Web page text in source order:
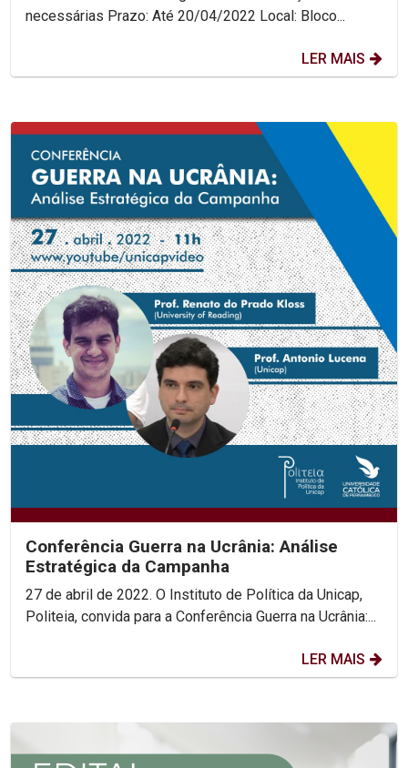
necessárias Prazo: Até 20/04/2022 Local: Bloco...
LER MAIS
Conferência Guerra na Ucrânia: Análise
Estratégica da Campanha
27 de abril de 2022. O Instituto de Política da Unicap,
Politeia, convida para a Conferência Guerra na Ucrânia:...
LER MAIS